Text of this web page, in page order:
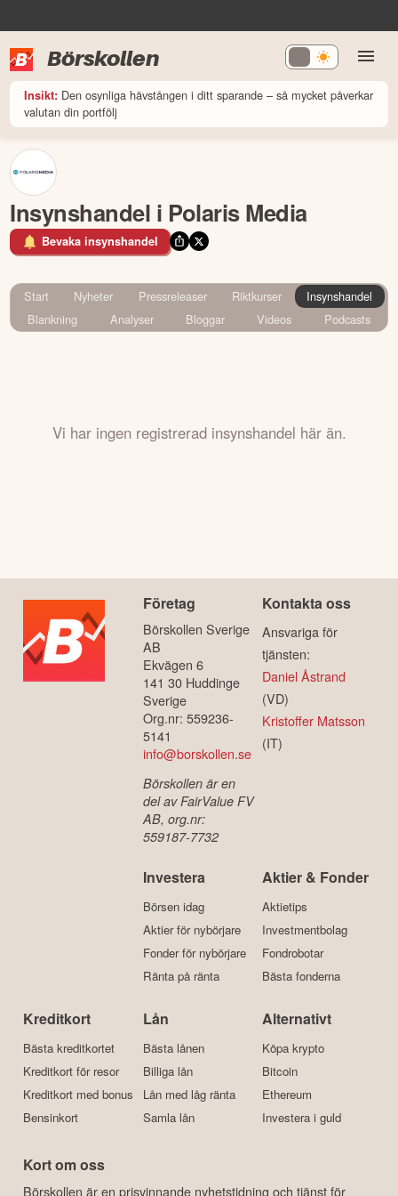
Börskollen
Insikt: Den osynliga hävstången i ditt sparande – så mycket påverkar
valutan din portfölj
Insynshandel i Polaris Media
Bevaka insynshandel
Start Nyheter Pressreleaser Riktkurser
Insynshandel
Blankning
Analyser Bloggar Videos Podcasts
Vi har ingen registrerad insynshandel här än.
Företag
Börskollen Sverige
AB
Ekvägen 6
141 30 Huddinge
Sverige
Org.nr: 559236-
5141
info@borskollen.se
Börskollen är en
del av FairValue FV
AB, org.nr:
559187-7732
Kontakta oss
Ansvariga för
tjänsten:
Daniel Åstrand
(VD)
Kristoffer Matsson
(IT)
Investera
Börsen idag
Aktier för nybörjare
Fonder för nybörjare
Ränta på ränta
Aktier & Fonder
Aktietips
Investmentbolag
Fondrobotar
Bästa fonderna
Kreditkort
Bästa kreditkortet
Kreditkort för resor
Kreditkort med bonus
Bensinkort
Lån
Bästa lånen
Billiga lån
Lån med låg ränta
Samla lån
Alternativt
Köpa krypto
Bitcoin
Ethereum
Investera i guld
Kort om oss
Börskollen är en prisvinnande nyhetstidning och tjänst för